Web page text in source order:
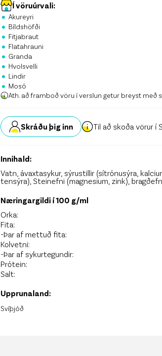
Í vöruúrvali:
• Akureyri
• Bíldshöfði
• Fitjabraut
• Flatahrauni
• Granda
• Hvolsvelli
• Lindir
• Mosó
Ath. að framboð vöru í verslun getur breyst með
Skráðu þig inn Til að skoða vörur í
Innihald:
Vatn, ávaxtasykur, sýrustillir (sítrónusýra,
tensýra), Steinefni (magnesium, zink),
Næringargildi í 100 g/ml
Orka:
Fita:
-Þar af mettuð fita:
Kolvetni:
-Þar af sykurtegundir:
Prótein:
Salt:
Upprunaland:
Svíþjóð